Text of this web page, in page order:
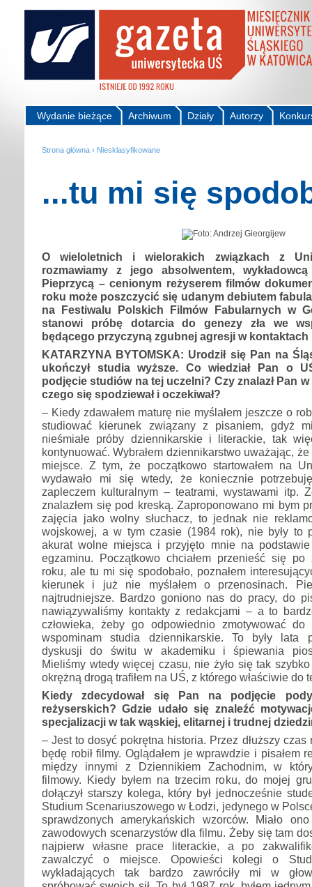
Autorzy
Działy
Archiwum
Wydanie bieżące
Strona główna › Niesklasyfikowane
...tu mi się
O wieloletnich i wielorakich związkach z
rozmawiamy z jego absolwentem,
Pieprzycą – cenionym reżyserem filmów
roku może poszczycić się udanym debiutem
na Festiwalu Polskich Filmów Fabularnych w
stanowi próbę dotarcia do genezy zła we
będącego przyczyną zgubnej agresji w
KATARZYNA BYTOMSKA: Urodził się Pan na
ukończył studia wyższe. Co wiedział Pan o
podjęcie studiów na tej uczelni? Czy znalazł Pan
czego się spodziewał i oczekiwał?
– Kiedy zdawałem maturę nie myślałem jeszcze o
studiować kierunek związany z pisaniem, gdyż
nieśmiałe próby dziennikarskie i literackie, tak
kontynuować. Wybrałem dziennikarstwo uważając,
miejsce. Z tym, że początkowo startowałem na
wydawało mi się wtedy, że koniecznie
zapleczem kulturalnym – teatrami, wystawami itp.
znalazłem się pod kreską. Zaproponowano mi bym
zajęcia jako wolny słuchacz, to jednak nie
wojskowej, a w tym czasie (1984 rok), nie były to
akurat wolne miejsca i przyjęto mnie na
egzaminu. Początkowo chciałem przenieść się po
roku, ale tu mi się spodobało, poznałem
kierunek i już nie myślałem o przenosinach.
najtrudniejsze. Bardzo goniono nas do pracy, do
nawiązywaliśmy kontakty z redakcjami – a to
człowieka, żeby go odpowiednio zmotywować do
wspominam studia dziennikarskie. To były lata
dyskusji do świtu w akademiku i śpiewania
Mieliśmy wtedy więcej czasu, nie żyło się tak
okrężną drogą trafiłem na UŚ, z którego właściwie do
Kiedy zdecydował się Pan na podjęcie
reżyserskich? Gdzie udało się znaleźć
specjalizacji w tak wąskiej, elitarnej i trudnej
– Jest to dosyć pokrętna historia. Przez dłuższy czas
będę robił filmy. Oglądałem je wprawdzie i pisałem
między innymi z Dziennikiem Zachodnim, w
filmowy. Kiedy byłem na trzecim roku, do mojej
dołączył starszy kolega, który był jednocześnie
Studium Scenariuszowego w Łodzi, jedynego w
sprawdzonych amerykańskich wzorców. Miało
zawodowych scenarzystów dla filmu. Żeby się tam
najpierw własne prace literackie, a po
zawalczyć o miejsce. Opowieści kolegi o
wykładających tak bardzo zawróciły mi w